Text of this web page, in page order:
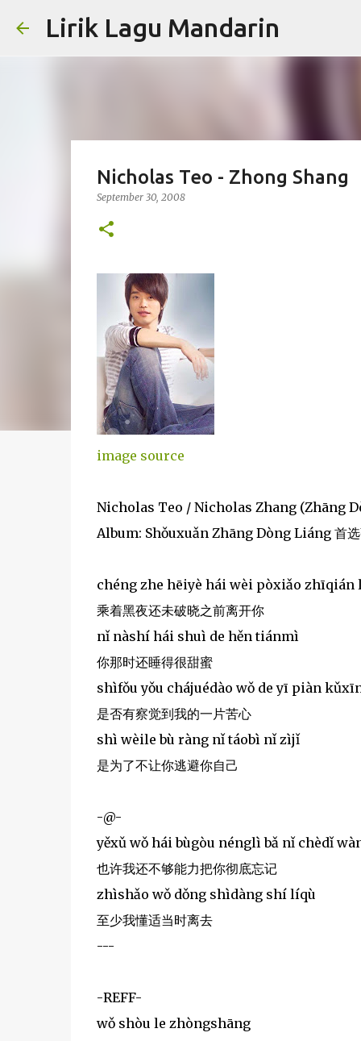
Lirik Lagu Mandarin
Nicholas Teo - Zhong Shang
September 30, 2008
image source
Nicholas Teo / Nicholas Zhang (Zhāng
Album: Shǒuxuǎn Zhāng Dòng Liáng 首选
chéng zhe hēiyè hái wèi pòxiǎo
乘着黑夜还未破晓之前离开你
nǐ nàshí hái shuì de hěn tiánmì
你那时还睡得很甜蜜
shìfǒu yǒu chájuédào wǒ de yī piàn
是否有察觉到我的一片苦心
shì wèile bù ràng nǐ táobì nǐ zìjǐ
是为了不让你逃避你自己
-@-
yěxǔ wǒ hái bùgòu nénglì bǎ nǐ chèdǐ
也许我还不够能力把你彻底忘记
zhìshǎo wǒ dǒng shìdàng shí líqù
至少我懂适当时离去
---
-REFF-
wǒ shòu le zhòngshāng